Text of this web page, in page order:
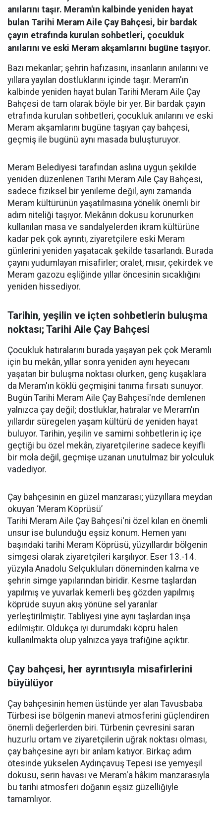
anılarını taşır. Meram'ın kalbinde yeniden hayat
bulan Tarihi Meram Aile Çay Bahçesi, bir bardak
çayın etrafında kurulan sohbetleri, çocukluk
anılarını ve eski Meram akşamlarını bugüne taşıyor.
Bazı mekanlar; şehrin hafızasını, insanların anılarını ve
yıllara yayılan dostluklarını içinde taşır. Meram'ın
kalbinde yeniden hayat bulan Tarihi Meram Aile Çay
Bahçesi de tam olarak böyle bir yer. Bir bardak çayın
etrafında kurulan sohbetleri, çocukluk anılarını ve eski
Meram akşamlarını bugüne taşıyan çay bahçesi,
geçmiş ile bugünü aynı masada buluşturuyor.
Meram Belediyesi tarafından aslına uygun şekilde
yeniden düzenlenen Tarihi Meram Aile Çay Bahçesi,
sadece fiziksel bir yenileme değil, aynı zamanda
Meram kültürünün yaşatılmasına yönelik önemli bir
adım niteliği taşıyor. Mekânın dokusu korunurken
kullanılan masa ve sandalyelerden ikram kültürüne
kadar pek çok ayrıntı, ziyaretçilere eski Meram
günlerini yeniden yaşatacak şekilde tasarlandı. Burada
çayını yudumlayan misafirler; oralet, mısır, çekirdek ve
Meram gazozu eşliğinde yıllar öncesinin sıcaklığını
yeniden hissediyor.
Tarihin, yeşilin ve içten sohbetlerin buluşma
noktası; Tarihi Aile Çay Bahçesi
Çocukluk hatıralarını burada yaşayan pek çok Meramlı
için bu mekân, yıllar sonra yeniden aynı heyecanı
yaşatan bir buluşma noktası olurken, genç kuşaklara
da Meram'ın köklü geçmişini tanıma fırsatı sunuyor.
Bugün Tarihi Meram Aile Çay Bahçesi'nde demlenen
yalnızca çay değil; dostluklar, hatıralar ve Meram'ın
yıllardır süregelen yaşam kültürü de yeniden hayat
buluyor. Tarihin, yeşilin ve samimi sohbetlerin iç içe
geçtiği bu özel mekân, ziyaretçilerine sadece keyifli
bir mola değil, geçmişe uzanan unutulmaz bir yolculuk
vadediyor.
Çay bahçesinin en güzel manzarası; yüzyıllara meydan
okuyan ‘Meram Köprüsü’
Tarihi Meram Aile Çay Bahçesi'ni özel kılan en önemli
unsur ise bulunduğu eşsiz konum. Hemen yanı
başındaki tarihi Meram Köprüsü, yüzyıllardır bölgenin
simgesi olarak ziyaretçileri karşılıyor. Eser 13.-14.
yüzyıla Anadolu Selçukluları döneminden kalma ve
şehrin simge yapılarından biridir. Kesme taşlardan
yapılmış ve yuvarlak kemerli beş gözden yapılmış
köprüde suyun akış yönüne sel yaranlar
yerleştirilmiştir. Tabliyesi yine aynı taşlardan inşa
edilmiştir. Oldukça iyi durumdaki köprü halen
kullanılmakta olup yalnızca yaya trafiğine açıktır.
Çay bahçesi, her ayrıntısıyla misafirlerini
büyülüyor
Çay bahçesinin hemen üstünde yer alan Tavusbaba
Türbesi ise bölgenin manevi atmosferini güçlendiren
önemli değerlerden biri. Türbenin çevresini saran
huzurlu ortam ve ziyaretçilerin uğrak noktası olması,
çay bahçesine ayrı bir anlam katıyor. Birkaç adım
ötesinde yükselen Aydınçavuş Tepesi ise yemyeşil
dokusu, serin havası ve Meram'a hâkim manzarasıyla
bu tarihi atmosferi doğanın eşsiz güzelliğiyle
tamamlıyor.